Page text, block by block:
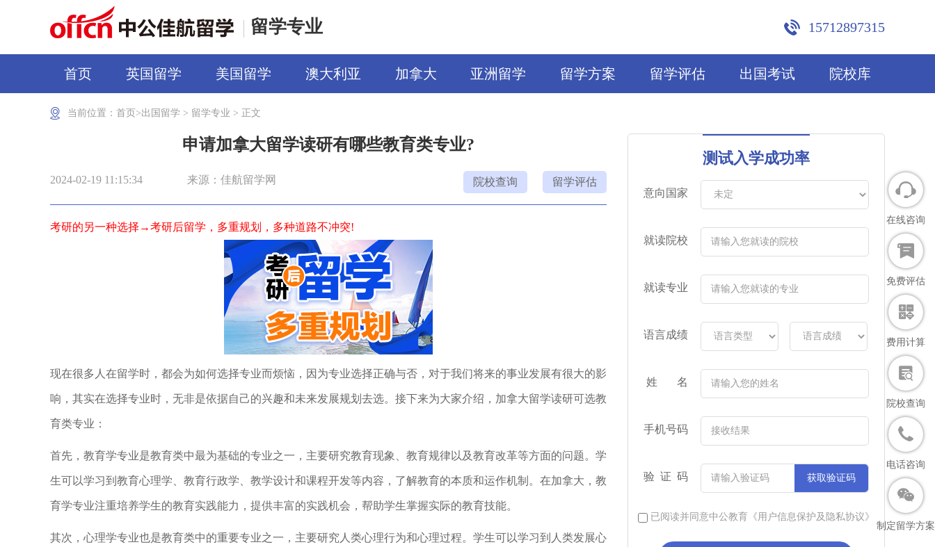
留学专业 15712897315
首页 英国留学 美国留学 澳大利亚 加拿大 亚洲留学 留学方案 留学评估 出国考试 院校库
当前位置： 首页>出国留学 > 留学专业 > 正文
申请加拿大留学读研有哪些教育类专业?
2024-02-19 11:15:34 来源：佳航留学网 院校查询 留学评估
考研的另一种选择→考研后留学，多重规划，多种道路不冲突!
现在很多人在留学时，都会为如何选择专业而烦恼，因为专业选择正确与否，对于我们将来的事业发展有很大的影
响，其实在选择专业时，无非是依据自己的兴趣和未来发展规划去选。接下来为大家介绍，加拿大留学读研可选教
育类专业：
首先，教育学专业是教育类中最为基础的专业之一，主要研究教育现象、教育规律以及教育改革等方面的问题。学
生可以学习到教育心理学、教育行政学、教学设计和课程开发等内容，了解教育的本质和运作机制。在加拿大，教
育学专业注重培养学生的教育实践能力，提供丰富的实践机会，帮助学生掌握实际的教育技能。
其次，心理学专业也是教育类中的重要专业之一，主要研究人类心理行为和心理过程。学生可以学习到人类发展心
测试入学成功率
意向国家
就读院校
就读专业
语言成绩
姓 名
手机号码
验 证 码 获取验证码
已阅读并同意中公教育 《用户信息保护及隐私协议》
在线咨询
免费评估
费用计算
院校查询
电话咨询
制定留学方案